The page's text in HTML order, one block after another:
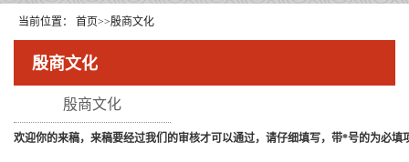
当前位置： 首页>>殷商文化
殷商文化
殷商文化
欢迎你的来稿，来稿要经过我们的审核才可以通过，请仔细填写，带*号的为必填